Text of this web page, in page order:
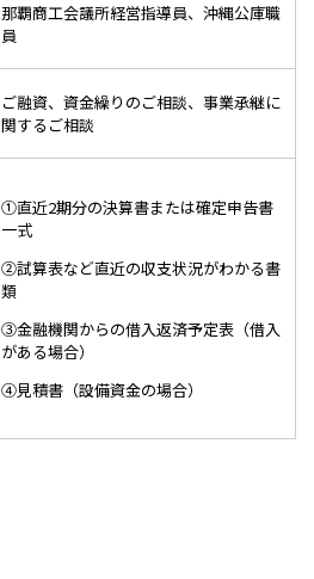
那覇商工会議所経営指導員、沖縄公庫職
員
ご融資、資金繰りのご相談、事業承継に
関するご相談
①直近2期分の決算書または確定申告書
一式
②試算表など直近の収支状況がわかる書
類
③金融機関からの借入返済予定表（借入
がある場合）
④見積書（設備資金の場合）